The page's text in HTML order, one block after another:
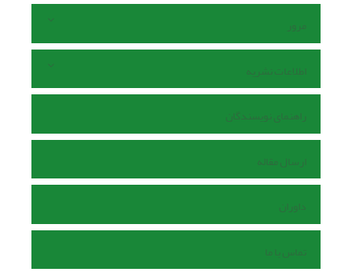
مرور
اطلاعات نشریه
راهنمای نویسندگان
ارسال مقاله
داوران
تماس با ما